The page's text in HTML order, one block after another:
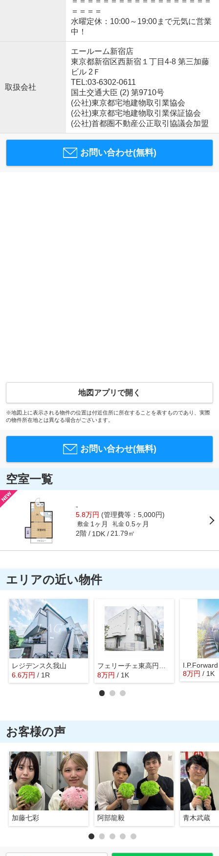
＝＝＝＝
水曜定休：10:00～19:00まで元気に営業
中！
取扱会社
エールーム新宿店
東京都新宿区西新宿１丁目4-8 第三加藤
ビル 2Ｆ
TEL:03-6302-0611
国土交通大臣 (2) 第9710号
(公社)東京都宅地建物取引業協会
(公社)東京都宅地建物取引業保証協会
(公社)首都圏不動産公正取引協議会加盟
お問い合わせ(無料)
地図アプリで開く
※地図上に表示される物件の位置は付近住所に所在することを表すものであり、実際
の物件所在地とは異なる場合がございます。
お問い合わせ(無料)
空室一覧
-
5.8万円 (管理費等：5,000円)
敷金 1ヶ月 礼金 0.5ヶ月
2階 1DK 21.79㎡
エリアの近い物件
レジデンス久我山
6.6万円 / 1R
8万円 / 1K
I.P.Forward
8万円 / 1K
お客様の声
加藤七彩 阿部龍毅 青木武蔵